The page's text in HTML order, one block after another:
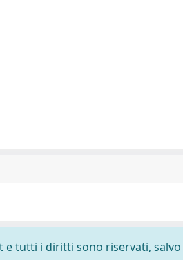
tutti i diritti sono riservati, salvo